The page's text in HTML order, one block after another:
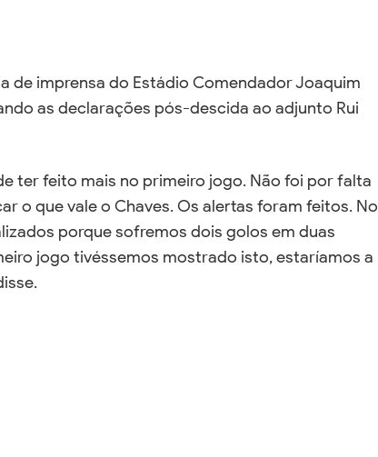
de imprensa do Estádio Comendador Joaquim
as declarações pós-descida ao adjunto Rui
ter feito mais no primeiro jogo. Não foi por falta
o que vale o Chaves. Os alertas foram feitos. No
porque sofremos dois golos em duas
jogo tivéssemos mostrado isto, estaríamos a